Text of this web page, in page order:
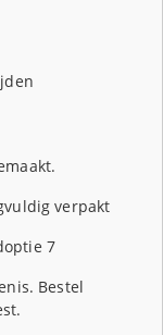
verpakt
7
Bestel